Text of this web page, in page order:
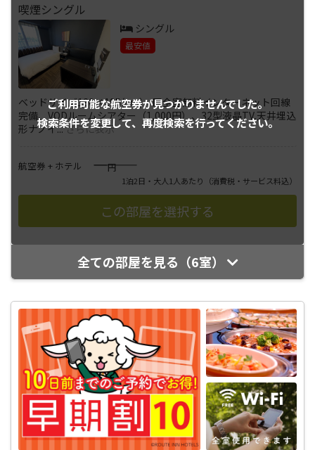
ご利用可能な航空券が見つかりませんでした。
検索条件を変更して、 再度検索を行ってください。
喫煙シングル
シングル
最安値
ベッドサイズ130×195(cm) ■全室無料インターネット回線
完備、VODルームシアター（1,000円）、32型液晶TV,天井埋込
形ナノイ...さらに表示
航空券 + ホテル ――――円
1泊2日・大人1人あたり （消費税・サービス料込）
全ての部屋を見る（6室）